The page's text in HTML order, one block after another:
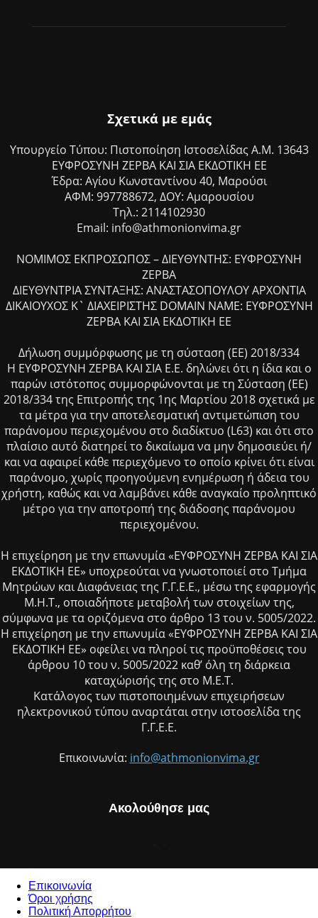
Σχετικά με εμάς
Υπουργείο Τύπου: Πιστοποίηση Ιστοσελίδας Α.Μ. 13643
ΕΥΦΡΟΣΥΝΗ ΖΕΡΒΑ ΚΑΙ ΣΙΑ ΕΚΔΟΤΙΚΗ ΕΕ
Έδρα: Αγίου Κωνσταντίνου 40, Μαρούσι
ΑΦΜ: 997788672, ΔΟΥ: Αμαρουσίου
Τηλ.: 2114102930
Email: info@athmonionvima.gr
ΝΟΜΙΜΟΣ ΕΚΠΡΟΣΩΠΟΣ – ΔΙΕΥΘΥΝΤΗΣ: ΕΥΦΡΟΣΥΝΗ
ΖΕΡΒΑ
ΔΙΕΥΘΥΝΤΡΙΑ ΣΥΝΤΑΞΗΣ: ΑΝΑΣΤΑΣΟΠΟΥΛΟΥ ΑΡΧΟΝΤΙΑ
ΔΙΚΑΙΟΥΧΟΣ Κ` ΔΙΑΧΕΙΡΙΣΤΗΣ DOMAIN NAME: ΕΥΦΡΟΣΥΝΗ
ΖΕΡΒΑ ΚΑΙ ΣΙΑ ΕΚΔΟΤΙΚΗ ΕΕ
Δήλωση συμμόρφωσης με τη σύσταση (ΕΕ) 2018/334
Η ΕΥΦΡΟΣΥΝΗ ΖΕΡΒΑ ΚΑΙ ΣΙΑ Ε.Ε. δηλώνει ότι η ίδια και ο
παρών ιστότοπος συμμορφώνονται με τη Σύσταση (ΕΕ)
2018/334 της Επιτροπής της 1ης Μαρτίου 2018 σχετικά με
τα μέτρα για την αποτελεσματική αντιμετώπιση του
παράνομου περιεχομένου στο διαδίκτυο (L63) και ότι στο
πλαίσιο αυτό διατηρεί το δικαίωμα να μην δημοσιεύει ή/
και να αφαιρεί κάθε περιεχόμενο το οποίο κρίνει ότι είναι
παράνομο, χωρίς προηγούμενη ενημέρωση ή άδεια του
χρήστη, καθώς και να λαμβάνει κάθε αναγκαίο προληπτικό
μέτρο για την αποτροπή της διάδοσης παράνομου
περιεχομένου.
Η επιχείρηση με την επωνυμία «ΕΥΦΡΟΣΥΝΗ ΖΕΡΒΑ ΚΑΙ ΣΙΑ
ΕΚΔΟΤΙΚΗ ΕΕ» υποχρεούται να γνωστοποιεί στο Τμήμα
Μητρώων και Διαφάνειας της Γ.Γ.Ε.Ε., μέσω της εφαρμογής
Μ.Η.Τ., οποιαδήποτε μεταβολή των στοιχείων της,
σύμφωνα με τα οριζόμενα στο άρθρο 13 του ν. 5005/2022.
Η επιχείρηση με την επωνυμία «ΕΥΦΡΟΣΥΝΗ ΖΕΡΒΑ ΚΑΙ ΣΙΑ
ΕΚΔΟΤΙΚΗ ΕΕ» οφείλει να πληροί τις προϋποθέσεις του
άρθρου 10 του ν. 5005/2022 καθ’ όλη τη διάρκεια
καταχώρισής της στο Μ.Ε.Τ.
Κατάλογος των πιστοποιημένων επιχειρήσεων
ηλεκτρονικού τύπου αναρτάται στην ιστοσελίδα της
Γ.Γ.Ε.Ε.
Επικοινωνία: info@athmonionvima.gr
Ακολούθησε μας
Επικοινωνία
Όροι χρήσης
Πολιτική Απορρήτου